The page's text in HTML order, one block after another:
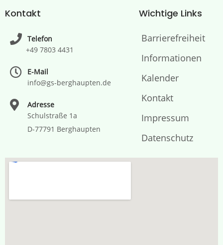
Kontakt
Telefon
+49 7803 4431
E-Mail
info@gs-berghaupten.de
Adresse
Schulstraße 1a
D-77791 Berghaupten
Wichtige Links
Barrierefreiheit
Informationen
Kalender
Kontakt
Impressum
Datenschutz